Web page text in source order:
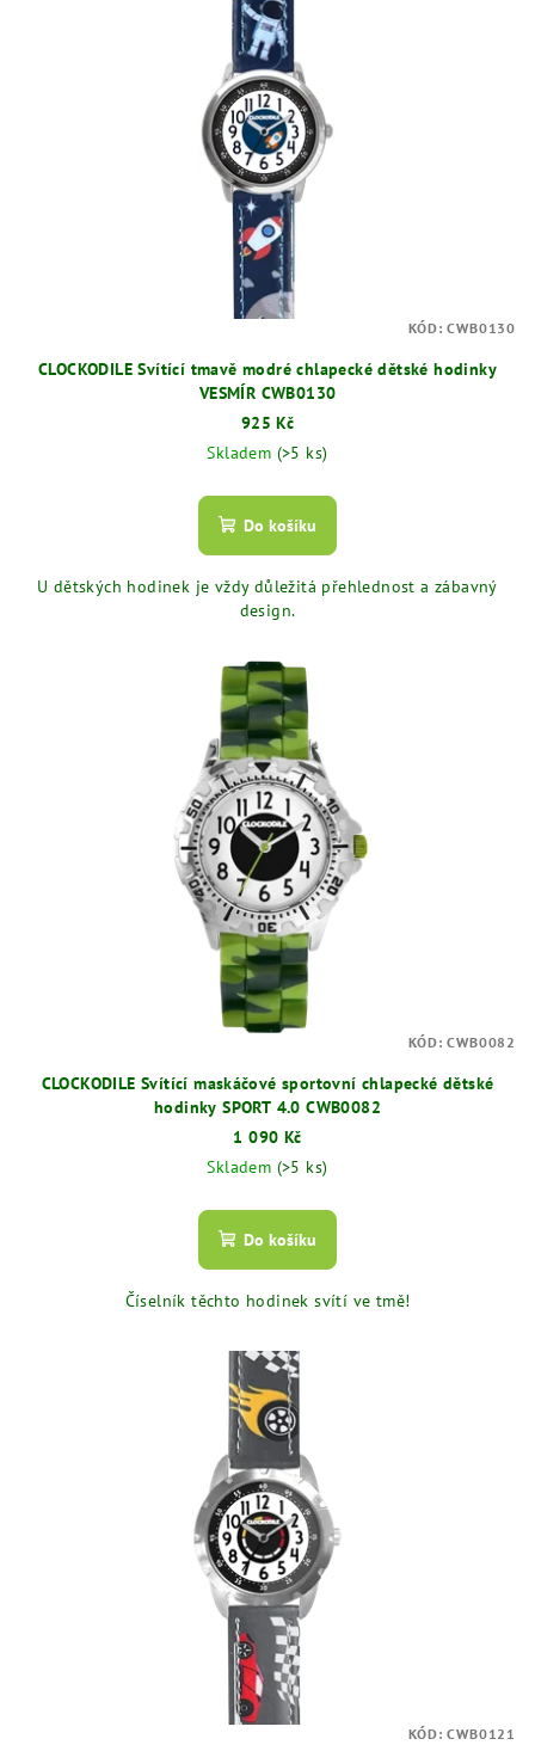
CLOCKODILE Svítící tmavě modré chlapecké dětské hodinky
VESMÍR CWB0130
925 Kč
Skladem (>5 ks)
Do košíku
U dětských hodinek je vždy důležitá přehlednost a zábavný
design.
KÓD:CWB0130
CLOCKODILE Svítící maskáčové sportovní chlapecké dětské
hodinky SPORT 4.0 CWB0082
1 090 Kč
Skladem (>5 ks)
Do košíku
Číselník těchto hodinek svítí ve tmě!
KÓD:CWB0082
KÓD:CWB0121